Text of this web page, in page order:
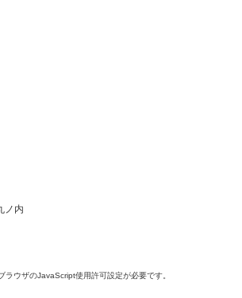
ノ内
ラウザのJavaScript使用許可設定が必要です。